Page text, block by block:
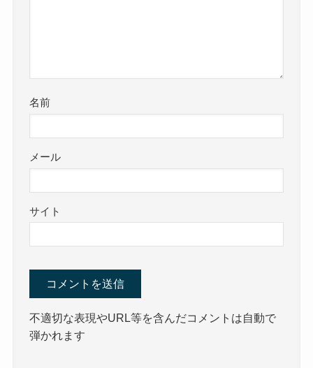
名前
メール
サイト
不適切な表現やURL等を含んだコメントは自動で
弾かれます